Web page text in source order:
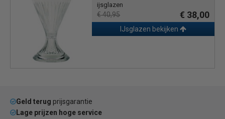
ijsglazen
€ 40,95 € 38,00
IJsglazen bekijken
Geld terug prijsgarantie
Lage prijzen hoge service